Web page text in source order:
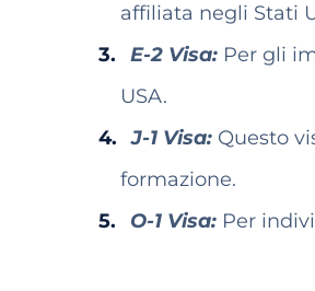
affiliata negli Stati
E-2 Visa:Per gli
USA.
J-1 Visa:Questo
formazione.
O-1 Visa:Per